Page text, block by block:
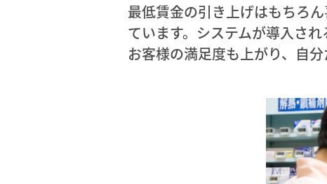
最低賃金の引き上げはもちろ
ています。システムが導入さ
お客様の満足度も上がり、自